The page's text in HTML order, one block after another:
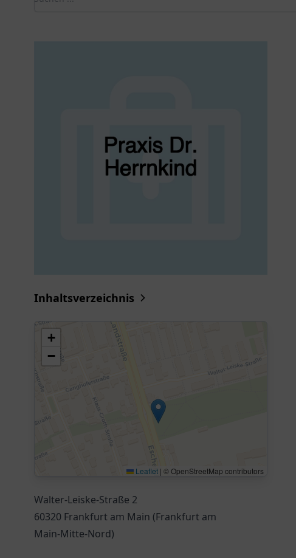
Inhaltsverzeichnis
+
−
Leaflet | © OpenStreetMap contributors
Walter-Leiske-Straße 2
60320 Frankfurt am Main (Frankfurt am
Main-Mitte-Nord)